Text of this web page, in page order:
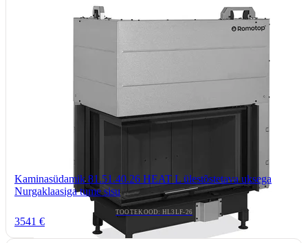
Kaminasüdamik 81.51.40.26 HEAT L ülestõstetava uksega
Nurgaklaasiga tume sisu
TOOTEKOOD: HL3LF-26
3541 €